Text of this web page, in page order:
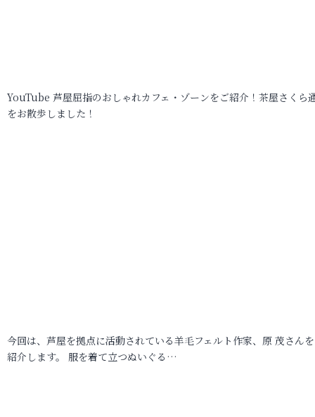
YouTube 芦屋屈指のおしゃれカフェ・ゾーンをご紹介！茶屋さくら
をお散歩しました！
今回は、芦屋を拠点に活動されている羊毛フェルト作家、原 茂さん
紹介します。 服を着て立つぬいぐる…